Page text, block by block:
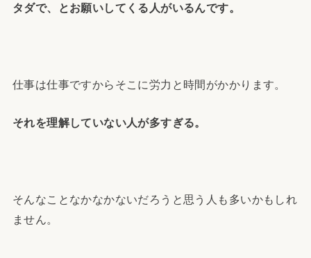
タダで、とお願いしてくる人がいるんです。
仕事は仕事ですからそこに労力と時間がかかります。
それを理解していない人が多すぎる。
そんなことなかなかないだろうと思う人も多いかもしれ
ません。